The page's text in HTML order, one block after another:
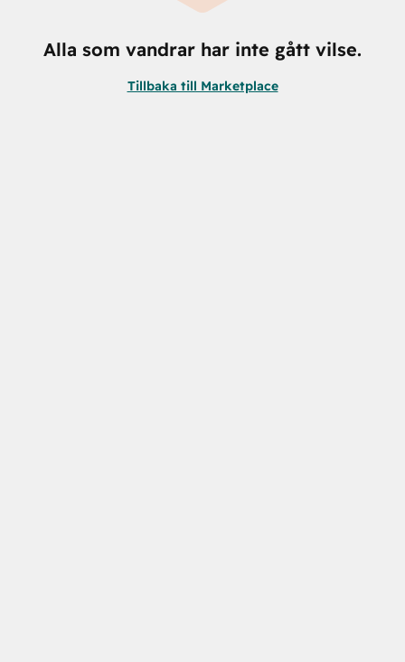
Alla som vandrar har inte gått vilse.
Tillbaka till Marketplace